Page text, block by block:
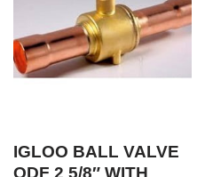
IGLOO BALL VALVE